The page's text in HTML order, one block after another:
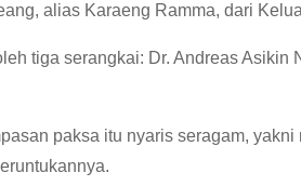
alias Karaeng Ramma, dari
tiga serangkai: Dr. Andreas Asikin
paksa itu nyaris seragam, yakni